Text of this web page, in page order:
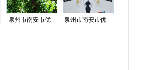
泉州市南安市优 泉州市南安市优